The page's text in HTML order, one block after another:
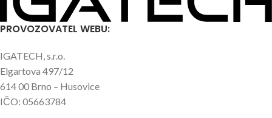
PROVOZOVATEL WEBU:
IGATECH, s.r.o.
Elgartova 497/12
614 00 Brno – Husovice
IČO: 05663784